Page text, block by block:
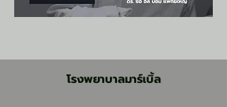
โรงพยาบาลมาร์เบิ้ล